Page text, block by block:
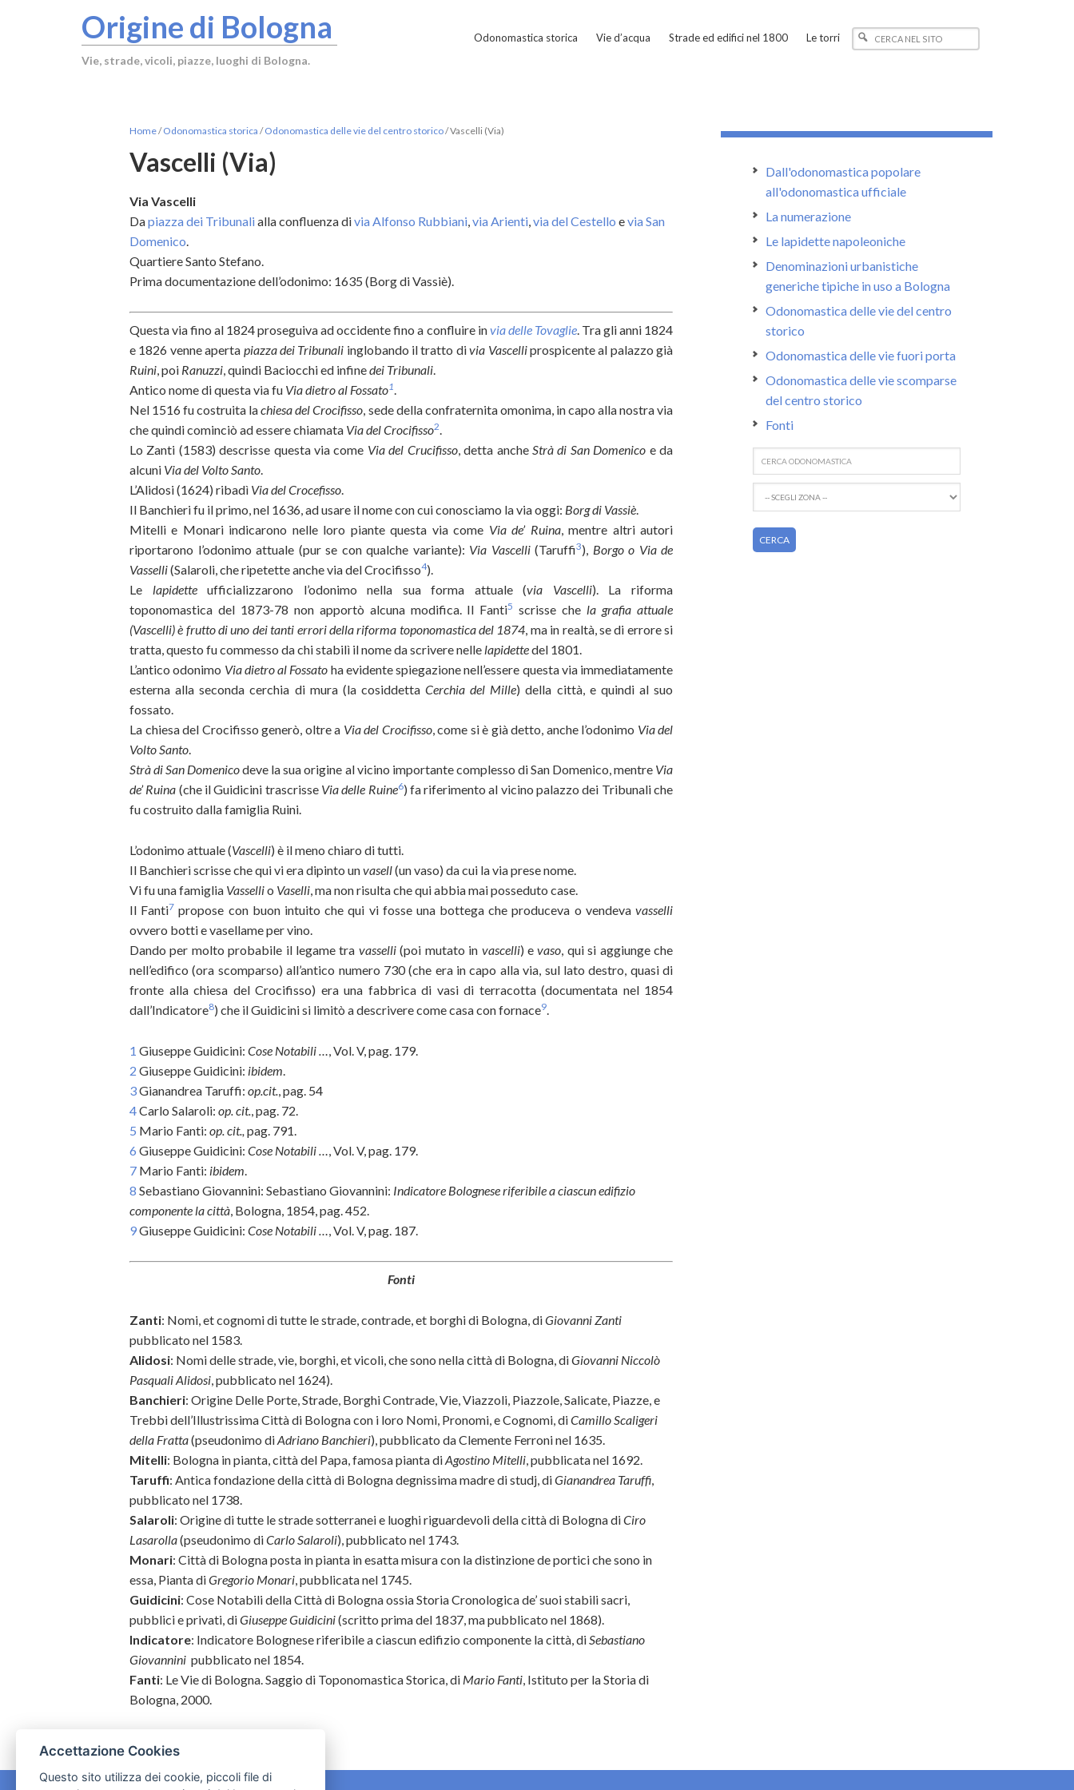
Origine di Bologna
Vie, strade, vicoli, piazze, luoghi di Bologna.
Odonomastica storica Vie d’acqua Strade ed edifici nel 1800 Le torri
Home/ Odonomastica storica / Odonomastica delle vie del centro storico/Vascelli (Via)
Vascelli (Via)
Via Vascelli
Dapiazza dei Tribunalialla confluenza divia Alfonso Rubbiani,via Arienti,via del Cestello evia San
Domenico.
Quartiere Santo Stefano.
Prima documentazione dell’odonimo: 1635 (Borg di Vassiè).
Questa via fino al 1824 proseguiva ad occidente fino a confluire invia delle Tovaglie. Tra gli anni 1824
e 1826 venne aperta piazza dei Tribunali inglobando il tratto divia Vascelliprospicente al palazzo già
Ruini, poi Ranuzzi, quindi Baciocchi ed infinedei Tribunali.
Antico nome di questa via fu Via dietro al Fossato1.
Nel 1516 fu costruita lachiesa del Crocifisso, sede della confraternita omonima, in capo alla nostra via
che quindi cominciò ad essere chiamata Via del Crocifisso2.
Lo Zanti (1583) descrisse questa via come Via del Crucifisso, detta anche Strà di San Domenico e da
alcuni Via del Volto Santo.
L’Alidosi (1624) ribadì Via del Crocefisso.
Il Banchieri fu il primo, nel 1636, ad usare il nome con cui conosciamo la via oggi: Borg di Vassiè.
Mitelli e Monari indicarono nelle loro piante questa via come Via de’ Ruina, mentre altri autori
riportarono l’odonimo attuale (pur se con qualche variante): Via Vascelli(Taruffi3), Borgo o Via de
Vasselli(Salaroli, che ripetette anche via del Crocifisso4).
Le lapidetteufficializzarono l’odonimo nella sua forma attuale (via Vascelli). La riforma
toponomastica del 1873-78 non apportò alcuna modifica. Il Fanti5 scrisse che la grafia attuale
(Vascelli) è frutto di uno dei tanti errori della riforma toponomastica del 1874, ma in realtà, se di errore si
tratta, questo fu commesso da chi stabilì il nome da scrivere nelle lapidettedel 1801.
L’antico odonimo Via dietro al Fossato ha evidente spiegazione nell’essere questa via immediatamente
esterna alla seconda cerchia di mura (la cosiddetta Cerchia del Mille) della città, e quindi al suo
fossato.
La chiesa del Crocifisso generò, oltre a Via del Crocifisso, come si è già detto, anche l’odonimo Via del
Volto Santo.
Strà di San Domenicodeve la sua origine al vicino importante complesso di San Domenico, mentre Via
de’ Ruina (che il Guidicini trascrisse Via delle Ruine6) fa riferimento al vicino palazzo dei Tribunali che
fu costruito dalla famiglia Ruini.
L’odonimo attuale (Vascelli) è il meno chiaro di tutti.
Il Banchieri scrisse che qui vi era dipinto unvasell(un vaso) da cui la via prese nome.
Vi fu una famiglia Vassellio Vaselli, ma non risulta che qui abbia mai posseduto case.
Il Fanti7 propose con buon intuito che qui vi fosse una bottega che produceva o vendeva vasselli
ovvero botti e vasellame per vino.
Dando per molto probabile il legame tra vasselli(poi mutato in vascelli) evaso, qui si aggiunge che
nell’edifico (ora scomparso) all’antico numero 730 (che era in capo alla via, sul lato destro, quasi di
fronte alla chiesa del Crocifisso) era una fabbrica di vasi di terracotta (documentata nel 1854
dall’Indicatore8) che il Guidicini si limitò a descrivere come casa con fornace9.
1 Giuseppe Guidicini: Cose Notabili …, Vol. V, pag. 179.
2 Giuseppe Guidicini: ibidem.
3Gianandrea Taruffi: op.cit., pag. 54
4Carlo Salaroli: op. cit., pag. 72.
5 Mario Fanti: op. cit., pag. 791.
6 Giuseppe Guidicini: Cose Notabili …, Vol. V, pag. 179.
7 Mario Fanti: ibidem.
8 Sebastiano Giovannini: Sebastiano Giovannini: Indicatore Bolognese riferibile a ciascun edifizio
componente la città, Bologna, 1854, pag. 452.
9Giuseppe Guidicini: Cose Notabili …, Vol. V, pag. 187.
Fonti
Zanti: Nomi, et cognomi di tutte le strade, contrade, et borghi di Bologna, diGiovanni Zanti
pubblicato nel 1583.
Alidosi: Nomi delle strade, vie, borghi, et vicoli, che sono nella città di Bologna, diGiovanni Niccolò
Pasquali Alidosi, pubblicato nel 1624).
Banchieri: Origine Delle Porte, Strade, Borghi Contrade, Vie, Viazzoli, Piazzole, Salicate, Piazze, e
Trebbi dell’Illustrissima Città di Bologna con i loro Nomi, Pronomi, e Cognomi, diCamillo Scaligeri
della Fratta(pseudonimo diAdriano Banchieri), pubblicato da Clemente Ferroni nel 1635.
Mitelli: Bologna in pianta, città del Papa, famosa pianta diAgostino Mitelli, pubblicata nel 1692.
Taruffi: Antica fondazione della città di Bologna degnissima madre di studj, diGianandrea Taruffi,
pubblicato nel 1738.
Salaroli: Origine di tutte le strade sotterranei e luoghi riguardevoli della città di Bologna diCiro
Lasarolla(pseudonimo diCarlo Salaroli), pubblicato nel 1743.
Monari: Città di Bologna posta in pianta in esatta misura con la distinzione de portici che sono in
essa, Pianta diGregorio Monari, pubblicata nel 1745.
Guidicini: Cose Notabili della Città di Bologna ossia Storia Cronologica de’ suoi stabili sacri,
pubblici e privati, diGiuseppe Guidicini(scritto prima del 1837, ma pubblicato nel 1868).
Indicatore: Indicatore Bolognese riferibile a ciascun edifizio componente la città, diSebastiano
Giovannini pubblicato nel 1854.
Fanti: Le Vie di Bologna. Saggio di Toponomastica Storica, di Mario Fanti, Istituto per la Storia di
Bologna, 2000.
Dall'odonomastica popolare
all'odonomastica ufficiale
La numerazione
Le lapidette napoleoniche
Denominazioni urbanistiche
generiche tipiche in uso a Bologna
Odonomastica delle vie del centro
storico
Odonomastica delle vie fuori porta
Odonomastica delle vie scomparse
del centro storico
Fonti
Accettazione Cookies
Questo sito utilizza dei cookie, piccoli file di